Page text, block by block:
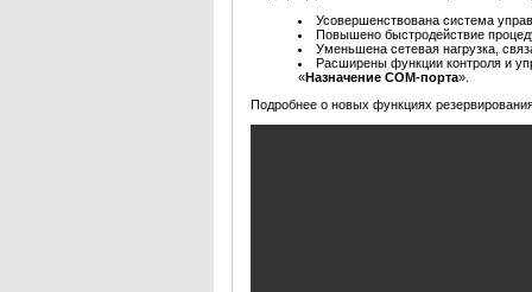
Усовершенствована система
Повышено быстродействие
Уменьшена сетевая нагрузка,
Расширены функции контроля и
«Назначение COM-порта».
Подробнее о новых функциях